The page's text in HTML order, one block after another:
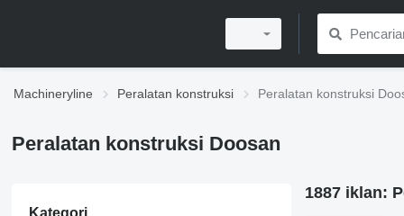
Machineryline Peralatan konstruksi Peralatan konstruksi
Peralatan konstruksi Doosan
Kategori
1887 iklan: